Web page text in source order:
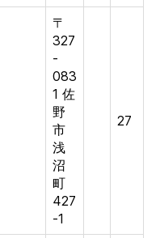
〒
327
-
083
1 佐
野
市
浅
沼
町
427
-1
27